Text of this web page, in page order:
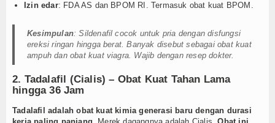
Izin edar: FDA AS dan BPOM RI. Termasuk obat kuat BPOM.
Kesimpulan: Sildenafil cocok untuk pria dengan disfungsi
ereksi ringan hingga berat. Banyak disebut sebagai obat kuat
ampuh dan obat kuat viagra. Wajib dengan resep dokter.
2. Tadalafil (Cialis) – Obat Kuat Tahan Lama
hingga 36 Jam
Tadalafil adalah obat kuat kimia generasi baru dengan durasi